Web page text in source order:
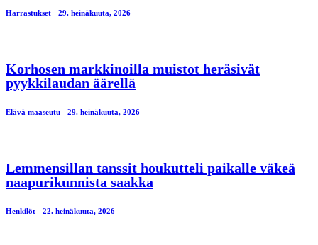
Harrastukset 29. heinäkuuta, 2026
Korhosen markkinoilla muistot heräsivät
pyykkilaudan äärellä
Elävä maaseutu 29. heinäkuuta, 2026
Lemmensillan tanssit houkutteli paikalle väkeä
naapurikunnista saakka
Henkilöt 22. heinäkuuta, 2026